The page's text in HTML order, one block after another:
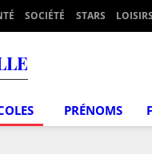
SOCIÉTÉ STARS LOISIRS
PRÉNOMS